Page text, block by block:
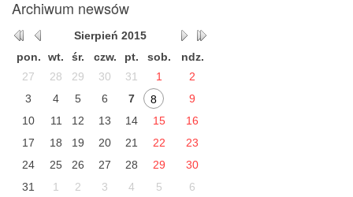
Archiwum newsów
Sierpień 2015
pon.
wt. śr. czw. pt. sob.
ndz.
27
28 29 30 31 1
2
3
4 5 6 7 8
9
10
11 12 13 14 15
16
17
18 19 20 21 22
23
24
25 26 27 28 29
30
31
1 2 3 4 5 6